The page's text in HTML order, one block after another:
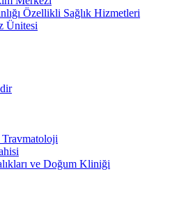
Özellikli Sağlık Hizmetleri
Ünitesi
ve Doğum Kliniği